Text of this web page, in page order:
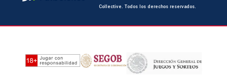
Collective. Todos los derechos reservados.